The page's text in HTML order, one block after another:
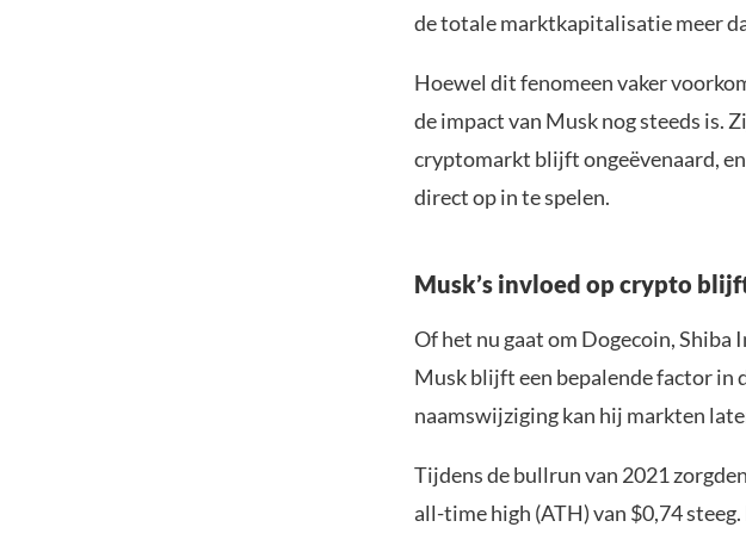
de totale marktkapitalisatie meer
Hoewel dit fenomeen vaker
de impact van Musk nog steeds is.
cryptomarkt blijft ongeëvenaard,
direct op in te spelen.
Musk’s invloed op crypto
Of het nu gaat om Dogecoin, Shiba
Musk blijft een bepalende factor in
naamswijziging kan hij markten
Tijdens de bullrun van 2021
all-time high (ATH) van $0,74